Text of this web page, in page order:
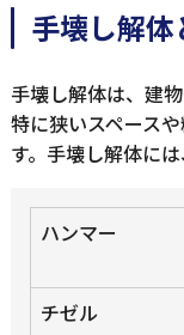
手壊し解体
手壊し解体は、建
特に狭いスペース
す。手壊し解体に
ハンマー
チゼル